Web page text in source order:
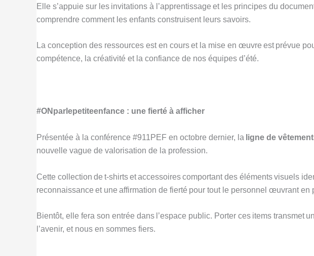
Elle s’appuie sur les invitations à l’apprentissage et les principes du
comprendre comment les enfants construisent leurs savoirs.
La conception des ressources est en cours et la mise en œuvre est prévue
compétence, la créativité et la confiance de nos équipes d’été.
#ONparlepetiteenfance : une fierté à afficher
Présentée à la conférence #911PEF en octobre dernier, la ligne de
nouvelle vague de valorisation de la profession.
Cette collection de t-shirts et accessoires comportant des éléments visuels
reconnaissance et une affirmation de fierté pour tout le personnel œuvrant en
Bientôt, elle fera son entrée dans l’espace public. Porter ces items transmet
l’avenir, et nous en sommes fiers.